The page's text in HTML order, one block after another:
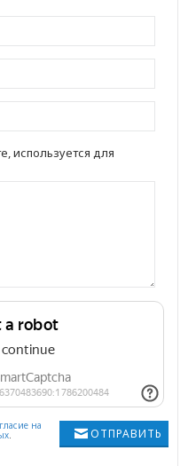
используется для
ОТПРАВИТЬ
на
.